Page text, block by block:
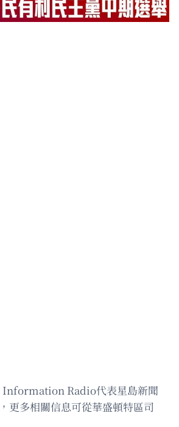
Information Radio代表星島新聞
更多相關信息可從華盛頓特區司